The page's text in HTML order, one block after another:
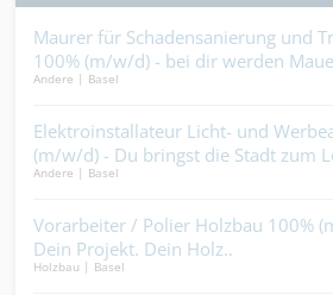
Maurer für Schadensanierung und
100% (m/w/d) - bei dir werden
Zunder....
Andere | Basel
Elektroinstallateur Licht- und
(m/w/d) - Du bringst die Stadt zum
Andere | Basel
Vorarbeiter / Polier Holzbau 100%
Dein Projekt. Dein Holz..
Holzbau | Basel